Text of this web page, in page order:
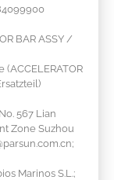
BAR ASSY /
(ACCELERATOR
567 Lian
Zone Suzhou
Marinos S.L.;